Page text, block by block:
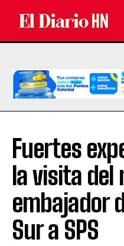
Fuertes
la visita del
embajador
Sur a SPS